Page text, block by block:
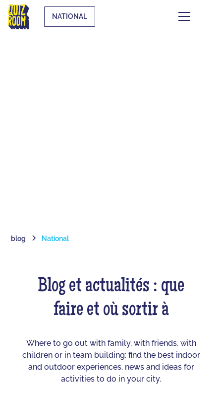
NATIONAL
blog National
Blog et actualités : que
faire et où sortir à
Where to go out with family, with friends, with
children or in team building: find the best indoor
and outdoor experiences, news and ideas for
activities to do in your city.